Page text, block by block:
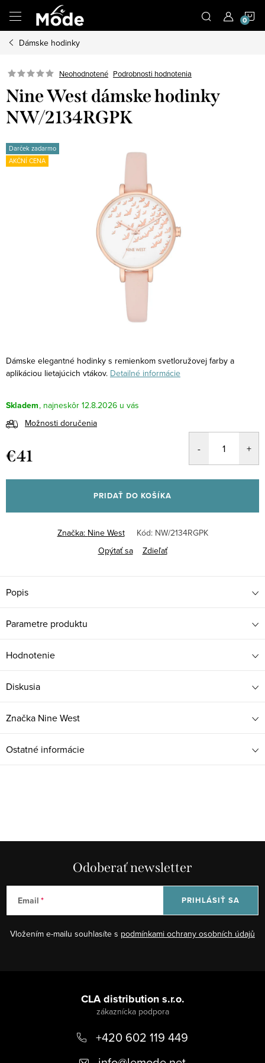
obsah
Dámske hodinky
Neohodnotené Podrobnosti hodnotenia
Nine West dámske hodinky
NW/2134RGPK
Darček zadarmo
AKČNÍ CENA
Dámske elegantné hodinky s remienkom svetloružovej farby a
aplikáciou lietajúcich vtákov. Detailné informácie
Skladem
12.8.2026
Možnosti doručenia
€41
cena:
PRIDAŤ DO KOŠÍKA
Značka: Nine West Kód: NW/2134RGPK
Opýtať sa
Zdieľať
Popis
Parametre produktu
Hodnotenie
Diskusia
Značka Nine West
Ostatné informácie
Odoberať newsletter
Email
Vložením e-mailu souhlasíte s podmínkami ochrany osobních údajů
PRIHLÁSIŤ SA
CLA distribution s.r.o.
+420 602 119 449